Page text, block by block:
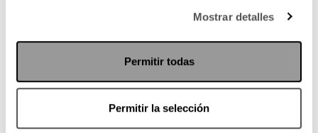
Mostrar detalles
Permitir todas
Permitir la selección